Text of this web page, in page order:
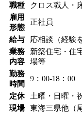
職種
クロス職人・
雇用
形態
正社員
給与
応相談（経験
業務
内容
新築住宅・住
場等
勤務
時間
9：00-18：00
定休
土曜・日曜・
現場
東海三県他（